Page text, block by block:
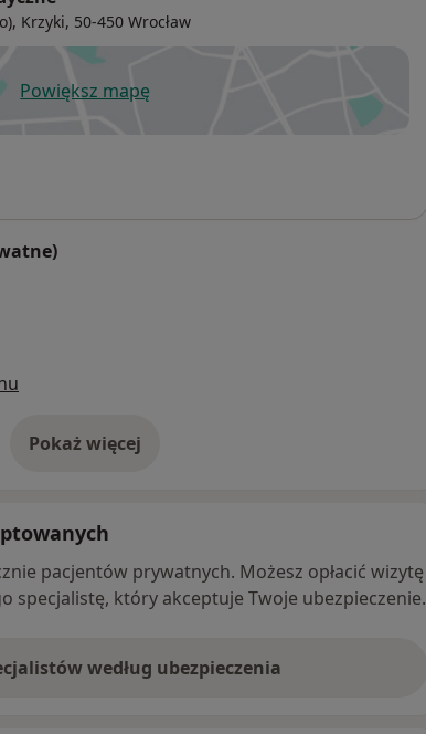
(sBCC ; Basalioma)
rozmiarów (Basalioma)
( SCC)
Krzyki, 50-450 Wrocław
Powiększ mapęotwiera się w nowej karcie
Pokaż więcej
o adresie
pacjentów prywatnych. Możesz opłacić wizytę
specjalistę, który akceptuje Twoje ubezpieczenie.
według ubezpieczenia